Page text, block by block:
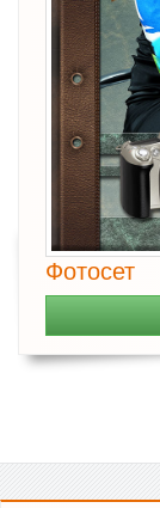
Фотосет